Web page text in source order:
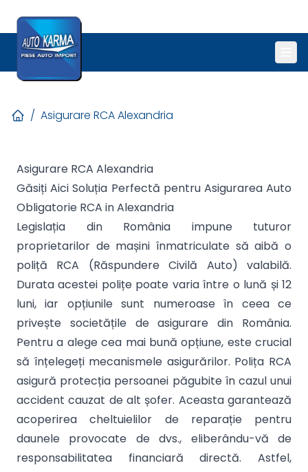
/ Asigurare RCA Alexandria
Asigurare RCA Alexandria
Găsiți Aici Soluția Perfectă pentru Asigurarea Auto
Obligatorie RCA in Alexandria
Legislația din România impune tuturor
proprietarilor de mașini înmatriculate să aibă o
poliță RCA (Răspundere Civilă Auto) valabilă.
Durata acestei polițe poate varia între o lună și 12
luni, iar opțiunile sunt numeroase în ceea ce
privește societățile de asigurare din România.
Pentru a alege cea mai bună opțiune, este crucial
să înțelegeți mecanismele asigurărilor. Polița RCA
asigură protecția persoanei păgubite în cazul unui
accident cauzat de alt șofer. Aceasta garantează
acoperirea cheltuielilor de reparație pentru
daunele provocate de dvs., eliberându-vă de
responsabilitatea financiară directă. Astfel,